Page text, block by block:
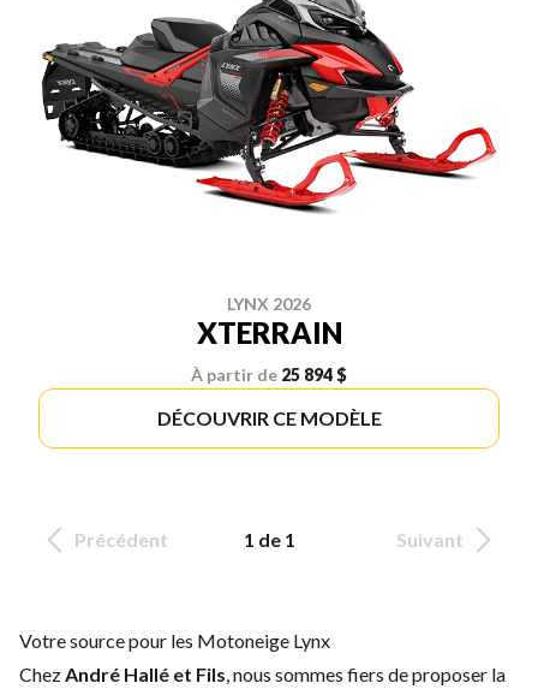
LYNX 2026
XTERRAIN
À partir de 25 894 $
DÉCOUVRIR CE MODÈLE
Précédent 1 de 1 Suivant
Votre source pour les Motoneige Lynx
ChezAndré Hallé et Fils, nous sommes fiers de proposer la